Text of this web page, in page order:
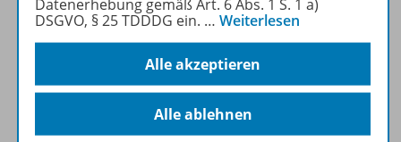
Informationen
Datenerhebung gemäß Art. 6 Abs. 1 S. 1 a)
DSGVO, § 25 TDDDG ein. … Weiterlesen
Alle akzeptieren
Alle ablehnen